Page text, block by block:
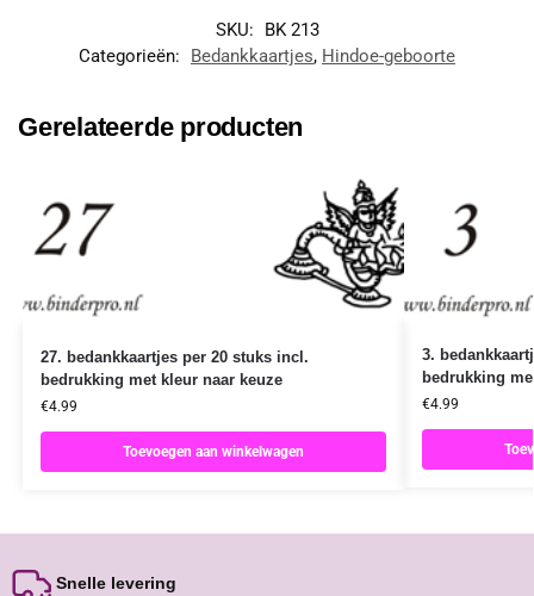
SKU:
BK 213
Categorieën:
Bedankkaartjes, Hindoe-geboorte
Gerelateerde producten
27. bedankkaartjes per 20 stuks incl.
bedrukking met kleur naar keuze
€4.99
Toevoegen aan winkelwagen
3.
bedrukking
€4.99
Snelle levering